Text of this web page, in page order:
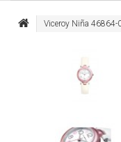
Viceroy Niña 46864-